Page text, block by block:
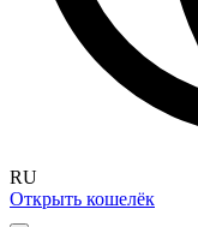
RU
Открыть кошелёк